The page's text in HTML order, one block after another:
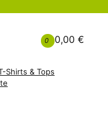
0 0,00 €
Shirts & Tops